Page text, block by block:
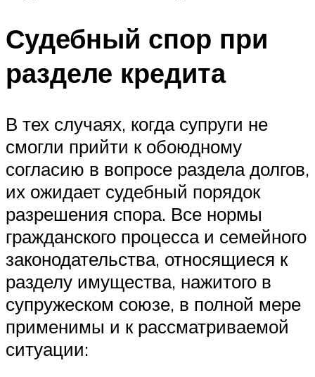
Судебный спор при
разделе кредита
В тех случаях, когда супруги не
смогли прийти к обоюдному
согласию в вопросе раздела долгов,
их ожидает судебный порядок
разрешения спора. Все нормы
гражданского процесса и семейного
законодательства, относящиеся к
разделу имущества, нажитого в
супружеском союзе, в полной мере
применимы и к рассматриваемой
ситуации: